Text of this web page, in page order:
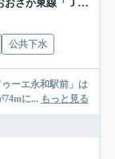
さか東線「ＪＲ河内永和」駅 徒歩3分
公共下水
ーエ永和駅前」は
74mに... もっと見る